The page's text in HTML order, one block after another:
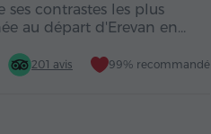
contrastes les plus
au départ d'Erevan en…
201 avis 99% recommandé